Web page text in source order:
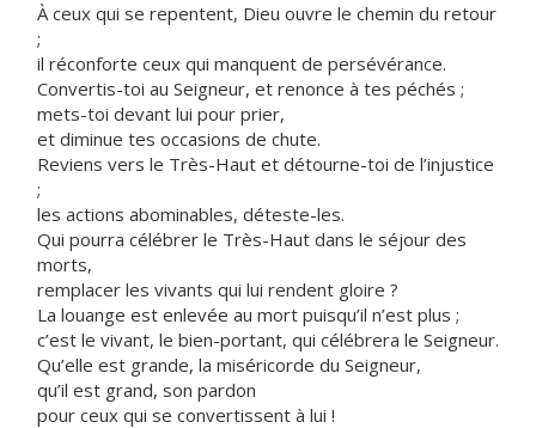
À ceux qui se repentent, Dieu ouvre le chemin du retour
;
il réconforte ceux qui manquent de persévérance.
Convertis-toi au Seigneur, et renonce à tes péchés ;
mets-toi devant lui pour prier,
et diminue tes occasions de chute.
Reviens vers le Très-Haut et détourne-toi de l’injustice
;
les actions abominables, déteste-les.
Qui pourra célébrer le Très-Haut dans le séjour des
morts,
remplacer les vivants qui lui rendent gloire ?
La louange est enlevée au mort puisqu’il n’est plus ;
c’est le vivant, le bien-portant, qui célébrera le Seigneur.
Qu’elle est grande, la miséricorde du Seigneur,
qu’il est grand, son pardon
pour ceux qui se convertissent à lui !